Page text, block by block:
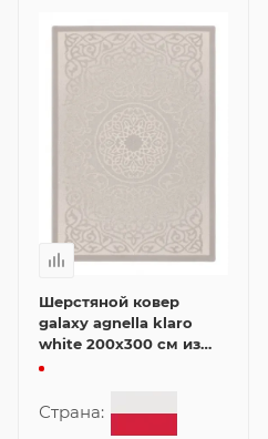
Шерстяной ковер
galaxy agnella klaro
white 200x300 см из
Польши
Страна: